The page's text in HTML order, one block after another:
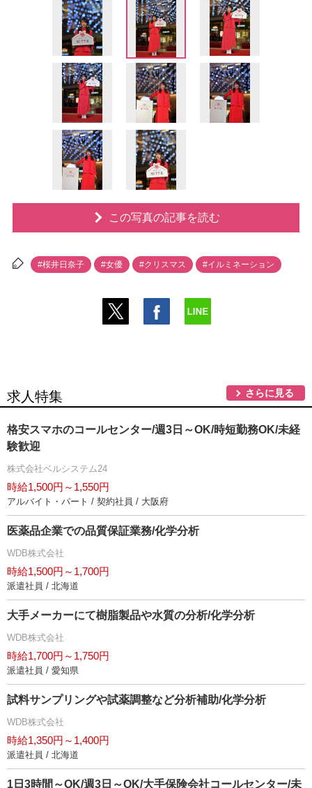
この写真の記事を読む
#桜井日奈子 #女優 #クリスマス #イルミネーション
求人特集 さらに見る
格安スマホのコールセンター/週3日～OK/時短勤務OK/未経
験歓迎
株式会社ベルシステム24
時給1,500円～1,550円
アルバイト・パート / 契約社員 / 大阪府
医薬品企業での品質保証業務/化学分析
WDB株式会社
時給1,500円～1,700円
派遣社員 / 北海道
大手メーカーにて樹脂製品や水質の分析/化学分析
WDB株式会社
時給1,700円～1,750円
派遣社員 / 愛知県
試料サンプリングや試薬調整など分析補助/化学分析
WDB株式会社
時給1,350円～1,400円
派遣社員 / 北海道
1日3時間～OK/週3日～OK/大手保険会社コールセンター/未